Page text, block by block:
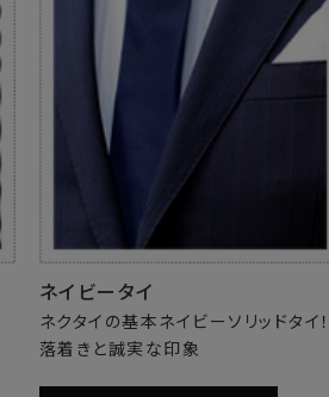
ネイビータイ
ネクタイの基本ネイビーソリッドタイ！
落着きと誠実な印象